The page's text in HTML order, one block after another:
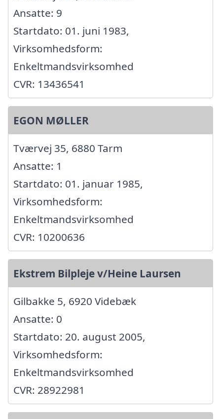
Ansatte: 9
Startdato: 01. juni 1983,
Virksomhedsform:
Enkeltmandsvirksomhed
CVR: 13436541
EGON MØLLER
Tværvej 35, 6880 Tarm
Ansatte: 1
Startdato: 01. januar 1985,
Virksomhedsform:
Enkeltmandsvirksomhed
CVR: 10200636
Ekstrem Bilpleje v/Heine Laursen
Gilbakke 5, 6920 Videbæk
Ansatte: 0
Startdato: 20. august 2005,
Virksomhedsform:
Enkeltmandsvirksomhed
CVR: 28922981